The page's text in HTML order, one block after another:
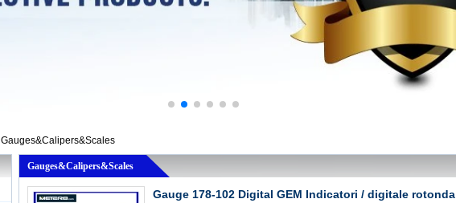
Gauges&Calipers&Scales
Gauges&Calipers&Scales
Gauge 178-102 Digital GEM Indicatori / digitale rotonda